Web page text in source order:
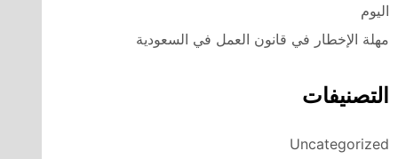
اليوم
مهلة الإخطار في قانون العمل في السعودية
التصنيفات
Uncategorized